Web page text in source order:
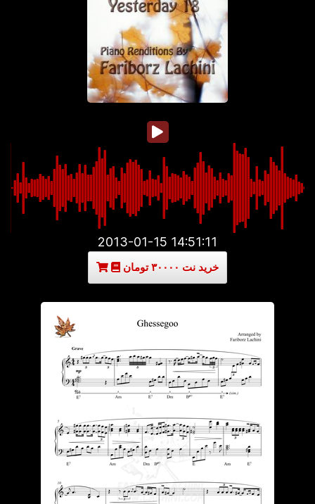
2013-01-15 14:51:11
خرید نت ۳۰۰۰۰ تومان